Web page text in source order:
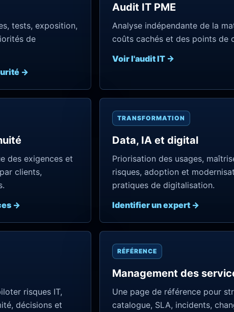
tests, exposition,
de
→
Audit IT PME
Analyse indépendante de la
coûts cachés et des points de
Voir l'audit IT →
des exigences et
clients,
→
TRANSFORMATION
Data, IA et digital
Priorisation des usages,
risques, adoption et
pratiques de digitalisation.
Identifier un expert →
risques IT,
décisions et
RÉFÉRENCE
Management des
Une page de référence pour
catalogue, SLA, incidents,